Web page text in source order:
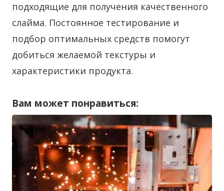
подходящие для получения качественного
слайма. Постоянное тестирование и
подбор оптимальных средств помогут
добиться желаемой текстуры и
характеристики продукта.
Вам может понравиться: